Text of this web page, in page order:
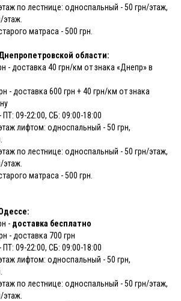
по лестнице: односпальный - 50 грн/этаж,
этаж.
матраса - 500 грн.
области:
- доставка 40 грн/км от знака «Днепр» в
- доставка 600 грн + 40 грн/км от знака
09-22:00, СБ: 09:00-18:00
лифтом: односпальный - 50 грн,
по лестнице: односпальный - 50 грн/этаж,
этаж.
матраса - 500 грн.
- доставка бесплатно
- доставка 700 грн
09-22:00, СБ: 09:00-18:00
лифтом: односпальный - 50 грн,
по лестнице: односпальный - 50 грн/этаж,
этаж.